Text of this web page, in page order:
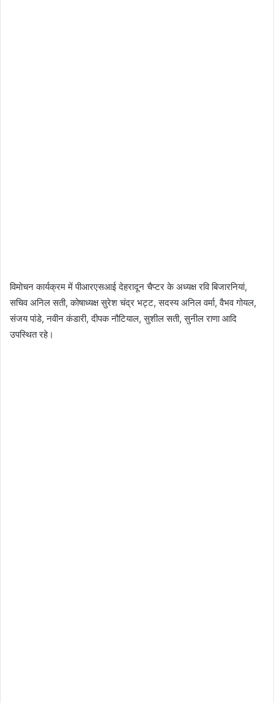
विमोचन कार्यक्रम में पीआरएसआई देहरादून चैप्टर के अध्यक्ष रवि बिजारनियां,
सचिव अनिल सती, कोषाध्यक्ष सुरेश चंद्र भट्ट, सदस्य अनिल वर्मा, वैभव गोयल,
संजय पांडे, नवीन कंडारी, दीपक नौटियाल, सुशील सती, सुनील राणा आदि
उपस्थित रहे।